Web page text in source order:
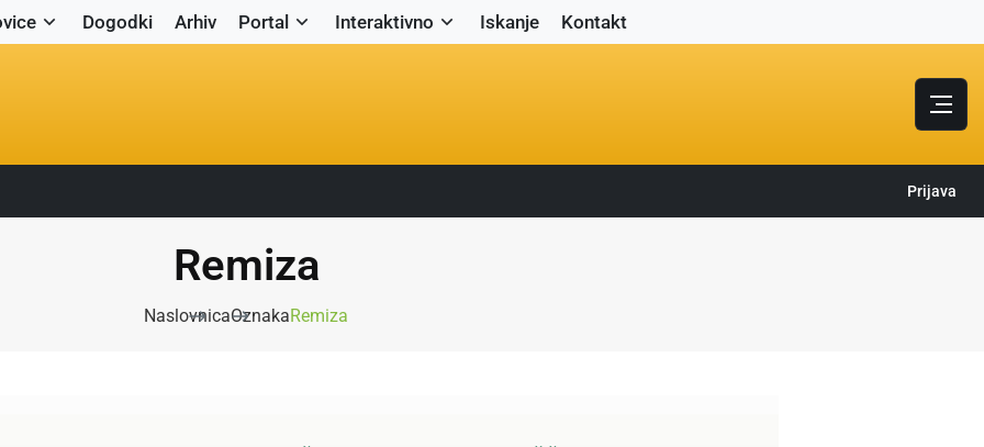
Dogodki Arhiv Portal Interaktivno Iskanje Kontakt
Prijava
Remiza
NaslovnicaOznakaRemiza